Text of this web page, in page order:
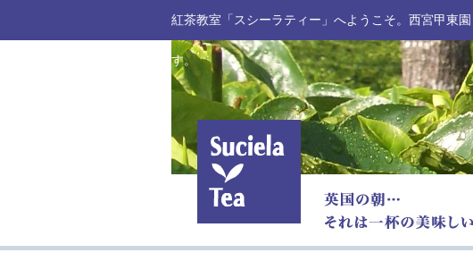
紅茶教室「スシーラティー」へようこそ。西宮甲東
す。